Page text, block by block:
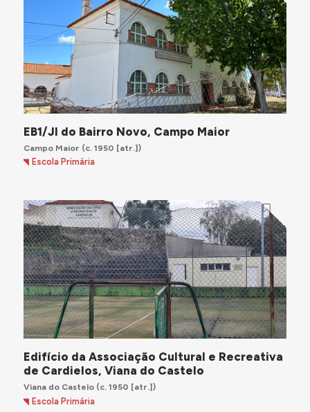
EB1/JI do Bairro Novo, Campo Maior
Campo Maior (c. 1950 [atr.])
Escola Primária
Edifício da Associação Cultural e Recreativa
de Cardielos, Viana do Castelo
Viana do Castelo(c. 1950 [atr.])
Escola Primária